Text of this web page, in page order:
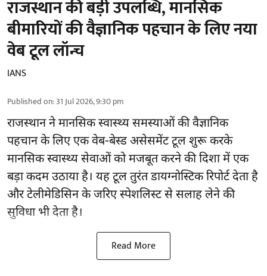
राजस्थान की बड़ी उपलब्धि, मानसिक
बीमारियों की वैज्ञानिक पहचान के लिए नया
वेब टूल लॉन्च
IANS
Published on:31 Jul 2026, 9:30 pm
राजस्थान ने मानसिक स्वास्थ्य समस्याओं की वैज्ञानिक
पहचान के लिए एक वेब-बेस्ड असेसमेंट टूल शुरू करके
मानसिक स्वास्थ्य सेवाओं को मजबूत करने की दिशा में एक
बड़ा कदम उठाया है। यह टूल तुरंत डायग्नोस्टिक रिपोर्ट देता है
और टेलीमेडिसिन के जरिए स्पेशलिस्ट से सलाह लेने की
सुविधा भी देता है।
Read More